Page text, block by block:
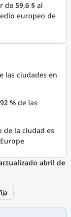
de 59,6 $ al
europeo de
las ciudades en
92 % de las
de la ciudad es
abril de